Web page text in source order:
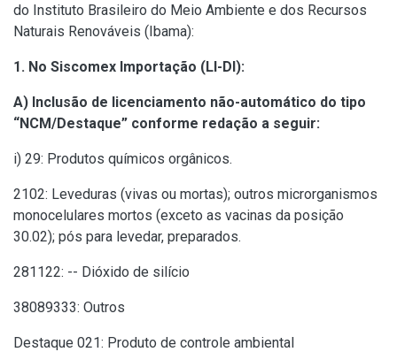
do Instituto Brasileiro do Meio Ambiente e dos Recursos
Naturais Renováveis (Ibama):
1. No Siscomex Importação (LI-DI):
A) Inclusão de licenciamento não-automático do tipo
“NCM/Destaque” conforme redação a seguir:
i) 29: Produtos químicos orgânicos.
2102: Leveduras (vivas ou mortas); outros microrganismos
monocelulares mortos (exceto as vacinas da posição
30.02); pós para levedar, preparados.
281122: -- Dióxido de silício
38089333: Outros
Destaque 021: Produto de controle ambiental